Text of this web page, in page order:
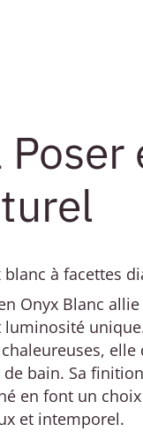
à facettes
Onyx Blanc
bain. Sa
en font un
et intemporel.